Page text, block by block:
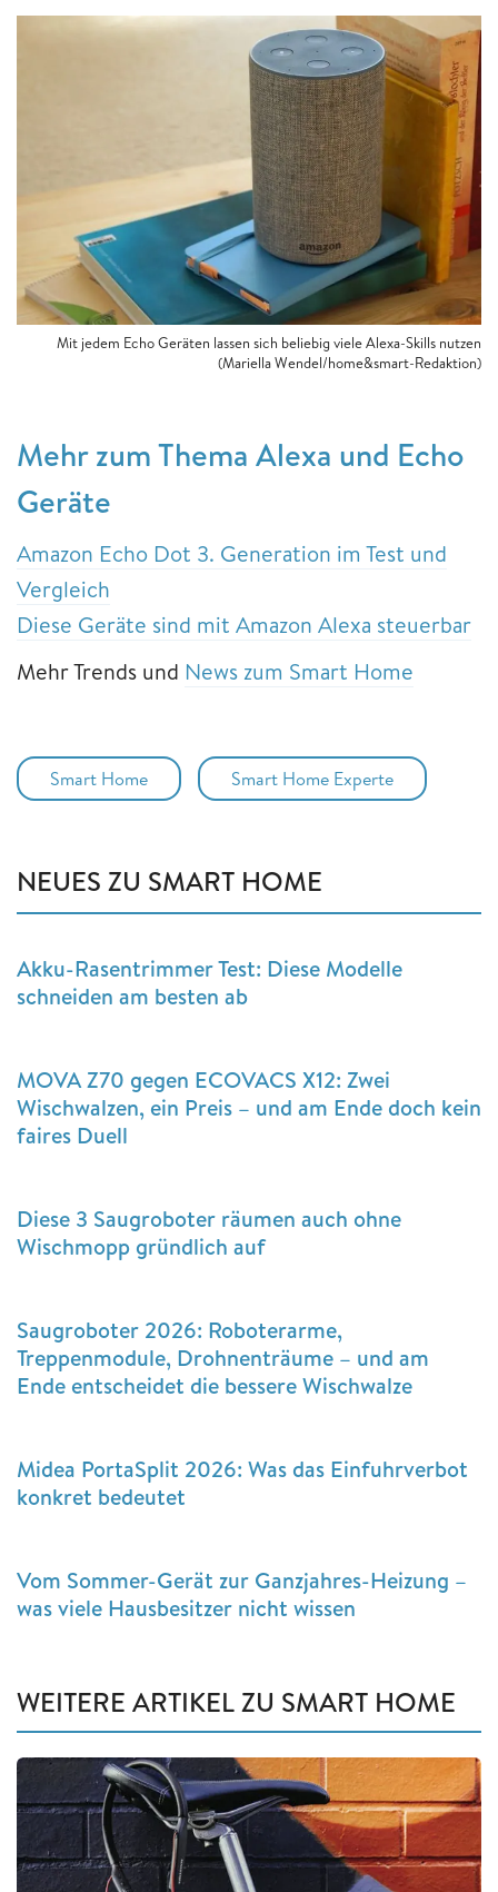
Mit jedem Echo Geräten lassen sich beliebig viele Alexa-Skills nutzen
(Mariella Wendel/home&smart-Redaktion)
Mehr zum Thema Alexa und Echo
Geräte
Amazon Echo Dot 3. Generation im Test und
Vergleich
Diese Geräte sind mit Amazon Alexa steuerbar
Mehr Trends und News zum Smart Home
Smart Home Smart Home Experte
NEUES ZU SMART HOME
Akku-Rasentrimmer Test: Diese Modelle
schneiden am besten ab
MOVA Z70 gegen ECOVACS X12: Zwei
Wischwalzen, ein Preis – und am Ende doch kein
faires Duell
Diese 3 Saugroboter räumen auch ohne
Wischmopp gründlich auf
Saugroboter 2026: Roboterarme,
Treppenmodule, Drohnenträume – und am
Ende entscheidet die bessere Wischwalze
Midea PortaSplit 2026: Was das Einfuhrverbot
konkret bedeutet
Vom Sommer-Gerät zur Ganzjahres-Heizung –
was viele Hausbesitzer nicht wissen
WEITERE ARTIKEL ZU SMART HOME